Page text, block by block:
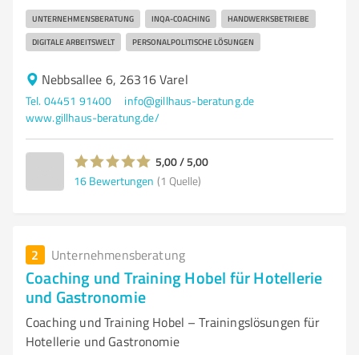
UNTERNEHMENSBERATUNG INQA-COACHING HANDWERKSBETRIEBE
DIGITALE ARBEITSWELT PERSONALPOLITISCHE LÖSUNGEN
Nebbsallee 6, 26316 Varel
Tel. 04451 91400
info@gillhaus-beratung.de
www.gillhaus-beratung.de/
5,00 / 5,00
16 Bewertungen (1 Quelle)
2 Unternehmensberatung
Coaching und Training Hobel für Hotellerie
und Gastronomie
Coaching und Training Hobel – Trainingslösungen für
Hotellerie und Gastronomie